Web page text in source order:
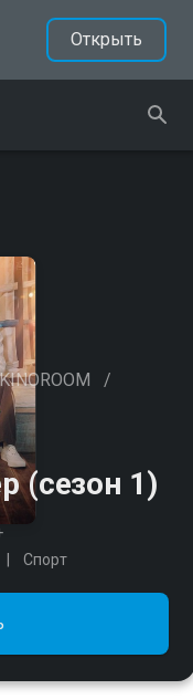
Открыть
/
(сезон 1)
Спорт